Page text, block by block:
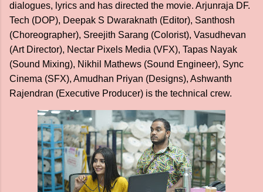
dialogues, lyrics and has directed the movie. Arjunraja DF.
Tech (DOP), Deepak S Dwaraknath (Editor), Santhosh
(Choreographer), Sreejith Sarang (Colorist), Vasudhevan
(Art Director), Nectar Pixels Media (VFX), Tapas Nayak
(Sound Mixing), Nikhil Mathews (Sound Engineer), Sync
Cinema (SFX), Amudhan Priyan (Designs), Ashwanth
Rajendran (Executive Producer) is the technical crew.